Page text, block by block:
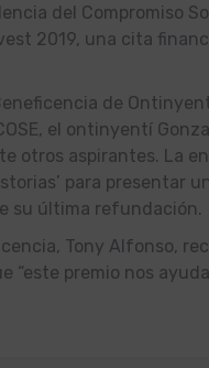
del Compromiso
2019, una cita
de
el ontinyentí
otros aspirantes. La
para presentar
su última refundación.
Tony Alfonso,
“este premio nos